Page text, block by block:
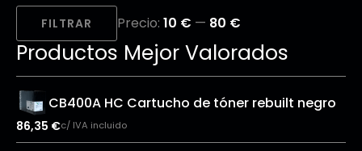
Precio
mínimo
Precio
máximo
FILTRAR Precio: 10 € — 80 €
Productos Mejor Valorados
CB400A HC Cartucho de tóner rebuilt negro
86,35 €c/ IVA incluido